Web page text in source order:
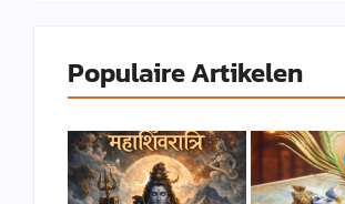
Populaire Artikelen